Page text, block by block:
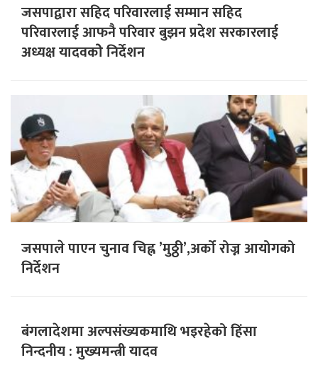
जसपाद्वारा सहिद परिवारलाई सम्मान सहिद
परिवारलाई आफनै परिवार बुझन प्रदेश सरकारलाई
अध्यक्ष यादवकोे निर्देशन
जसपाले पाएन चुनाव चिह्न ’मुठ्ठी’,अर्को रोज्न आयोगको
निर्देशन
बंगलादेशमा अल्पसंख्यकमाथि भइरहेको हिंसा
निन्दनीय : मुख्यमन्त्री यादव